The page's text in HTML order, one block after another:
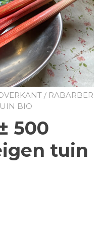
/ RABARBER
BIO
500
tuin